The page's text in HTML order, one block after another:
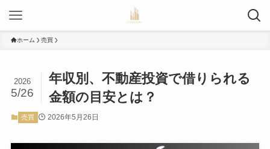
ホーム 売買
年収別、不動産投資で借りられる
金額の目安とは？
2026
5/26
売買 2026年5月26日